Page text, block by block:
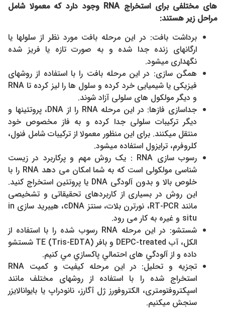
های مختلفی برای استخراجRNA وجود دارد که معمولا شامل
مراحل زیر هستند:
برداشت بافت: در این مرحله بافت مورد نظر از سلولها یا
ارگانهای زنده جدا شده و به صورت تازه یا فریز شده
نگهداری میشود.
همگن سازی: در این مرحله بافت را با استفاده از روشهای
فیزیکی یا شیمیایی خرد کرده و سلول ها را لیز کرده تا RNA
و دیگر مولکول های سلولی آزاد شوند.
جداسازی فازها: در این مرحله RNA را از DNA، پروتئینها و
دیگر ترکیبات سلولی جدا کرده و به فاز مخصوص خود
منتقل میکنند. برای این منظور معمولا از ترکیبات شامل فنول،
کلروفرم، ترایزول استفاده میشود.
رسوب سازی RNA : یک روش مهم و پرکاربرد در زیست
شناسی مولکولی است که به شما امکان می دهد RNA را با
خلوص بالا و بدون آلودگی DNA یا پروتئین استخراج کنید.
این روش در بسیاری از کاربردهای تحقیقاتی و تشخیصی
مانند RT-PCR، نورترن بلات، سنتز cDNA، هیبرید سازی in
situ و غیره به کار می رود.
شستشو: در این مرحله RNA رسوب شده را با استفاده از
الکل، آب DEPC-treated و بافر TE (Tris-EDTA) شستشو
داده و از آلودگي های احتمالي پاكسازي مي كنيم.
تجزیه و تحلیل: در این مرحله کیفیت و کمیت RNA
استخراج شده را با استفاده از روشهای مختلف مانند
اسپکتروفتومتری، الکتروفورز ژل آگارز، نانودراپ یا بایوانالایزر
سنجش میکنیم.